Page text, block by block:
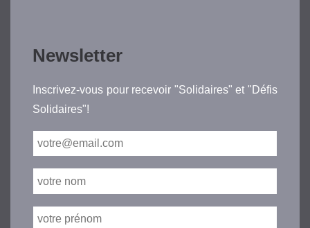
Newsletter
Inscrivez-vous pour recevoir "Solidaires" et "Défis
Solidaires"!